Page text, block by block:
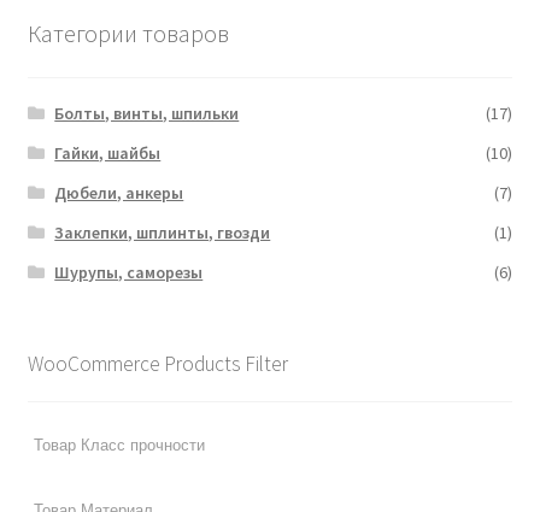
Категории товаров
Болты, винты, шпильки
(17)
Гайки, шайбы
(10)
Дюбели, анкеры
(7)
Заклепки, шплинты, гвозди
(1)
Шурупы, саморезы
(6)
WooCommerce Products Filter